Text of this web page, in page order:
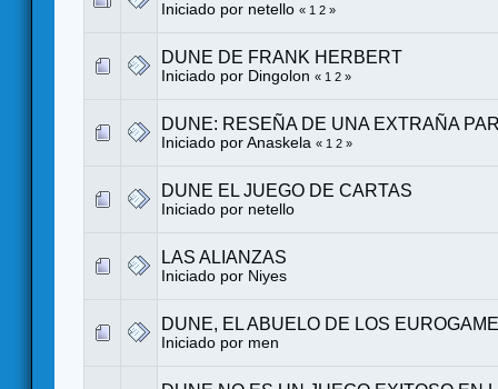
Iniciado por netello « 1 2 »
DUNE DE FRANK HERBERT
Iniciado por Dingolon « 1 2 »
DUNE: RESEÑA DE UNA EXTRAÑA
Iniciado por Anaskela « 1 2 »
DUNE EL JUEGO DE CARTAS
Iniciado por netello
LAS ALIANZAS
Iniciado por Niyes
DUNE, EL ABUELO DE LOS
Iniciado por men